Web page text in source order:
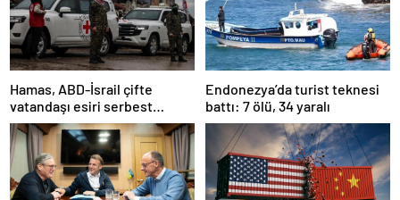
Hamas, ABD-İsrail çifte
vatandaşı esiri serbest
bırakacağını duyurdu
Endonezya’da turist teknesi
battı: 7 ölü, 34 yaralı